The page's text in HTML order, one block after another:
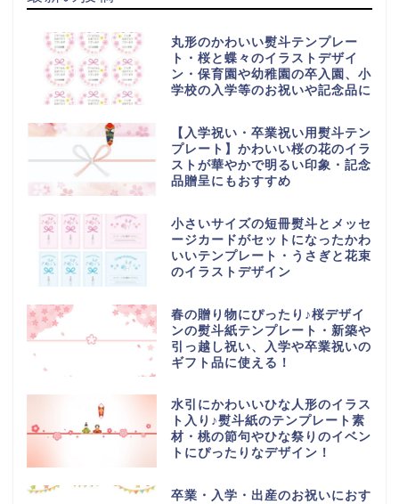
丸形のかわいい熨斗テンプレー
ト・桜と蝶々のイラストデザイ
ン・保育園や幼稚園の卒入園、小
学校の入学等のお祝いや記念品に
【入学祝い・卒業祝い用熨斗テン
プレート】かわいい桜の花のイラ
ストが華やかで明るい印象・記念
品贈呈にもおすすめ
小さいサイズの短冊熨斗とメッセ
ージカードがセットになったかわ
いいテンプレート・うさぎと花束
のイラストデザイン
春の贈り物にぴったり♪桜デザイ
ンの熨斗紙テンプレート・新築や
引っ越し祝い、入学や卒業祝いの
ギフト品に使える！
水引にかわいいひな人形のイラス
ト入り♪熨斗紙のテンプレート素
材・桃の節句やひな祭りのイベン
トにぴったりなデザイン！
卒業・入学・出産のお祝いにおす